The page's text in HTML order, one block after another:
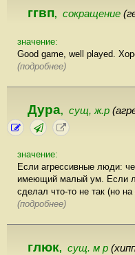
ггвп, сокращение
значение:
Good game, well played.
(подробнее)
Дура, сущ, ж.р
значение:
Если агрессивные люди:
имеющий малый ум. Если
сделал что-то не так (но на
(подробнее)
глюк, сущ. м р